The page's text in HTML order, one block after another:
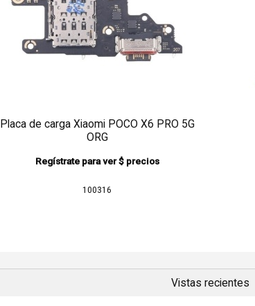
Placa de carga Xiaomi POCO X6 PRO 5G
ORG
Regístrate para ver $ precios
100316
Vistas recientes